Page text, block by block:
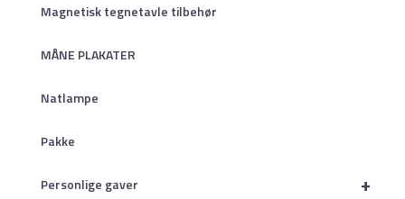
Magnetisk tegnetavle tilbehør
MÅNE PLAKATER
Natlampe
Pakke
+
Personlige gaver